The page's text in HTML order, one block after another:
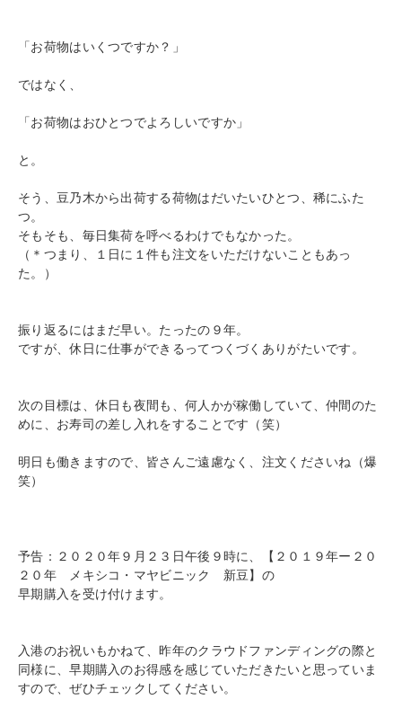
「お荷物はいくつですか？」
ではなく、
「お荷物はおひとつでよろしいですか」
と。
そう、豆乃木から出荷する荷物はだいたいひとつ、稀にふた
つ。
そもそも、毎日集荷を呼べるわけでもなかった。
（＊つまり、１日に１件も注文をいただけないこともあっ
た。）
振り返るにはまだ早い。たったの９年。
ですが、休日に仕事ができるってつくづくありがたいです。
次の目標は、休日も夜間も、何人かが稼働していて、仲間のた
めに、お寿司の差し入れをすることです（笑）
明日も働きますので、皆さんご遠慮なく、注文くださいね（爆
笑）
予告：２０２０年９月２３日午後９時に、【２０１９年ー２０
２０年 メキシコ・マヤビニック 新豆】の
早期購入を受け付けます。
入港のお祝いもかねて、昨年のクラウドファンディングの際と
同様に、早期購入のお得感を感じていただきたいと思っていま
すので、ぜひチェックしてください。